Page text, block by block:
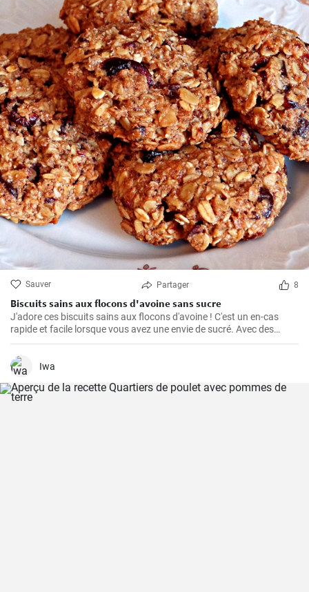
Sauver Partager 8
Biscuits sains aux flocons d'avoine sans sucre
J'adore ces biscuits sains aux flocons d'avoine ! C'est un en-cas
rapide et facile lorsque vous avez une envie de sucré. Avec des
ingrédients naturels et sans sucre, ils ont un goût merveilleux. Grâce
à mon expérience personnelle avec cette recette, j'ai trouvé quelques
conseils et astuces utiles pour les rendre parfaits.
Iwa